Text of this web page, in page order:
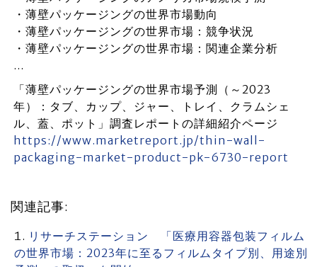
・薄壁パッケージングの世界市場動向
・薄壁パッケージングの世界市場：競争状況
・薄壁パッケージングの世界市場：関連企業分析
…
「薄壁パッケージングの世界市場予測（～2023
年）：タブ、カップ、ジャー、トレイ、クラムシェ
ル、蓋、ポット」調査レポートの詳細紹介ページ
https://www.marketreport.jp/thin-wall-
packaging-market-product-pk-6730-report
関連記事:
リサーチステーション 「医療用容器包装フィルム
の世界市場：2023年に至るフィルムタイプ別、用途別